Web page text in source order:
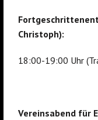
Christoph):
18:00-19:00 Uhr
Vereinsabend für